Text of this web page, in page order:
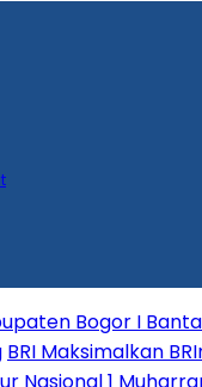
Bogor I
BRI Maksimalkan